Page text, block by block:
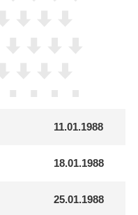
11.01.1988
18.01.1988
25.01.1988